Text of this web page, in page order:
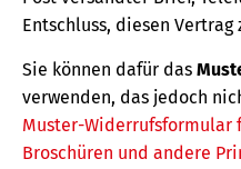
Entschluss, diesen
Sie können dafür das
verwenden, das jedoch
Muster-Widerrufsformular
Broschüren und andere